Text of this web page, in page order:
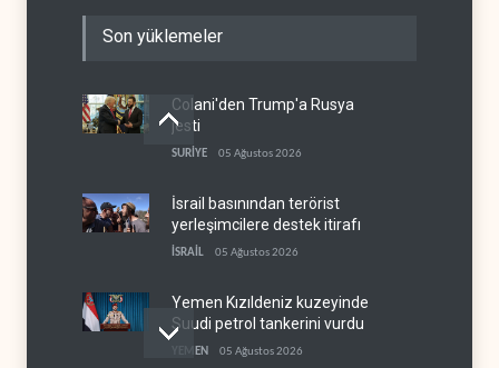
Son yüklemeler
Colani'den Trump'a Rusya
jesti
SURİYE 05 Ağustos 2026
İsrail basınından terörist
yerleşimcilere destek itirafı
İSRAİL 05 Ağustos 2026
Yemen Kızıldeniz kuzeyinde
Suudi petrol tankerini vurdu
YEMEN 05 Ağustos 2026